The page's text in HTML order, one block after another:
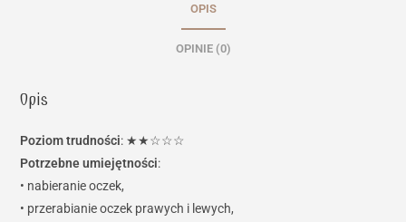
OPIS
OPINIE (0)
Opis
Poziom trudności: ★★☆☆☆
Potrzebne umiejętności:
• nabieranie oczek,
• przerabianie oczek prawych i lewych,